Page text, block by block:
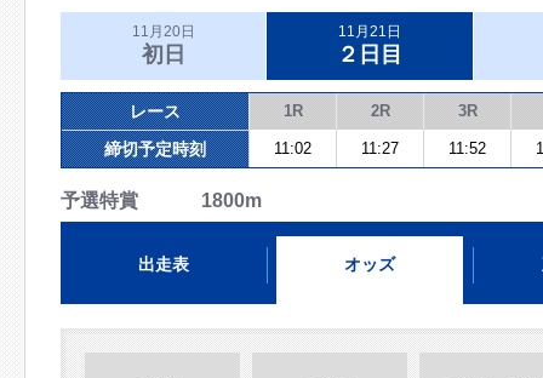
11月20日
初日
11月21日
２日目
レース 1R 2R 3R
締切予定時刻 11:02 11:27 11:52
予選特賞 1800m
出走表 オッズ